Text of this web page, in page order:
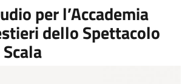
per l’Accademia
dello Spettacolo